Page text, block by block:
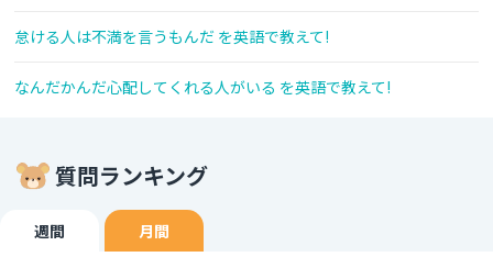
怠ける人は不満を言うもんだ を英語で教えて!
なんだかんだ心配してくれる人がいる を英語で教えて!
質問ランキング
週間 月間